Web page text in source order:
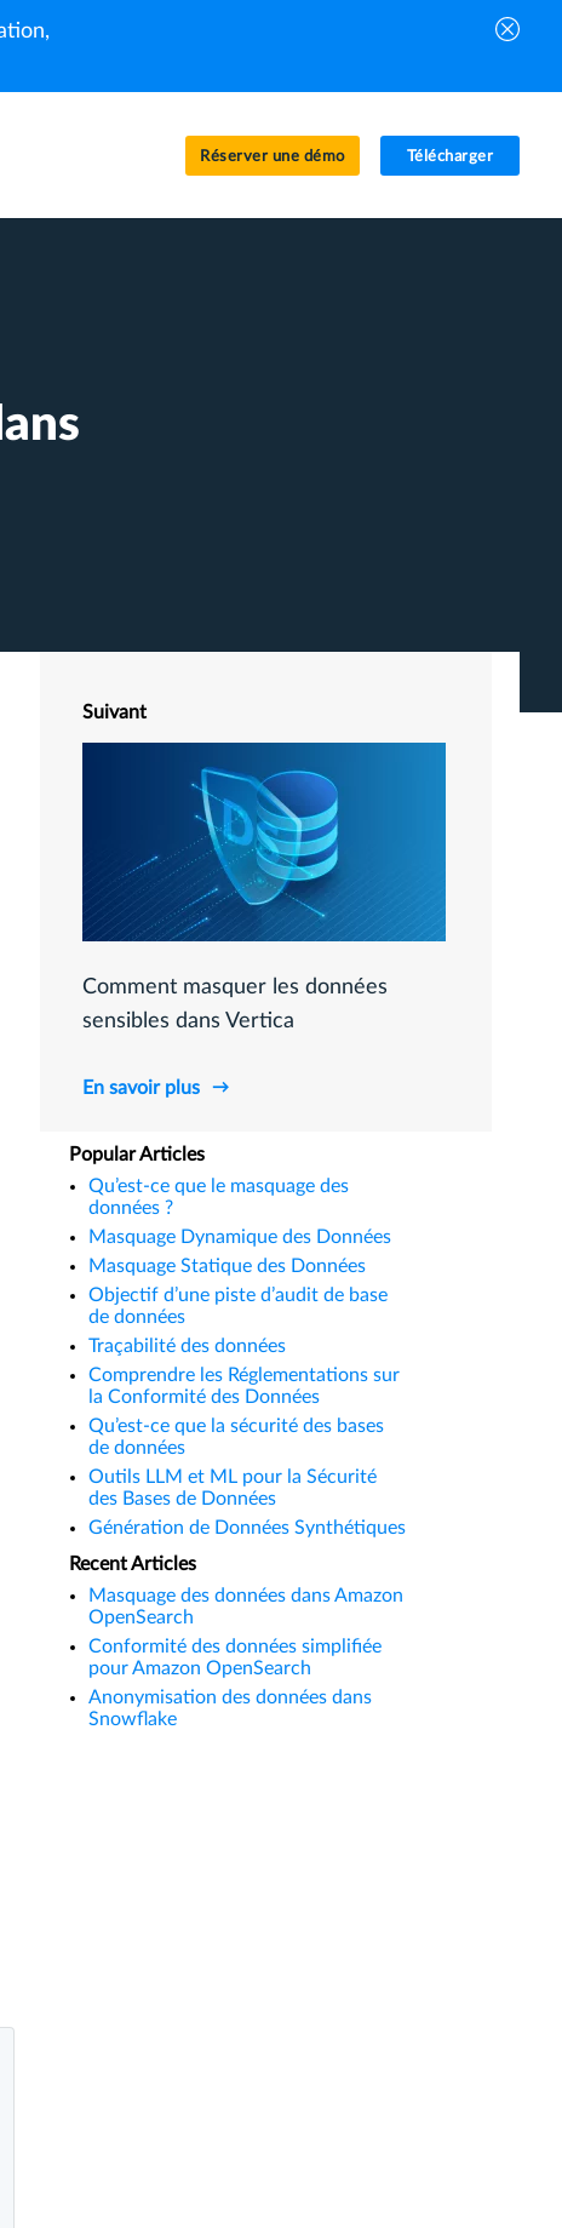
Réserver une démo Télécharger
Suivant
Comment masquer les données
sensibles dans Vertica
En savoir plus
Popular Articles
Qu’est-ce que le masquage des
données ?
Masquage Dynamique des Données
Masquage Statique des Données
Objectif d’une piste d’audit de base
de données
Traçabilité des données
Comprendre les Réglementations sur
la Conformité des Données
Qu’est-ce que la sécurité des bases
de données
Outils LLM et ML pour la Sécurité
des Bases de Données
Génération de Données Synthétiques
Recent Articles
Masquage des données dans Amazon
OpenSearch
Conformité des données simplifiée
pour Amazon OpenSearch
Anonymisation des données dans
Snowflake